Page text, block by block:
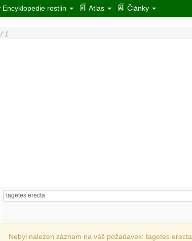
Encyklopedie rostlin Atlas Články
/ 1
Nebyl nalezen záznam na váš požadavek: tagetes erecta